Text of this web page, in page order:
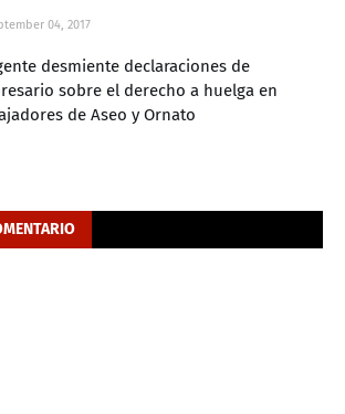
04, 2017
desmiente declaraciones de
sobre el derecho a huelga en
de Aseo y Ornato